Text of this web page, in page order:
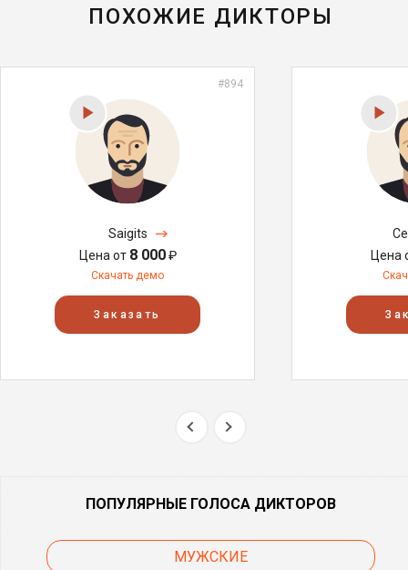
ПОХОЖИЕ ДИКТОРЫ
#894
Saigits
Цена от 8 000₽
Скачать демо
Заказать
Цена
ПОПУЛЯРНЫЕ ГОЛОСА ДИКТОРОВ
МУЖСКИЕ